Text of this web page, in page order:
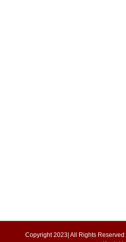
Copyright 2023| All Rights Reserved |